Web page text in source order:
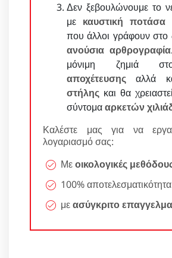
Δεν ξεβουλώνουμε το
με καυστική ποτάσα
που άλλοι γράφουν στο
ανούσια αρθρογραφία
μόνιμη ζημιά
αποχέτευσης αλλά
στήλης και θα
σύντομααρκετών
Καλέστε μας για να
λογαριασμό σας:
Μεοικολογικές
100% αποτελεσματικότητα
μεασύγκριτο